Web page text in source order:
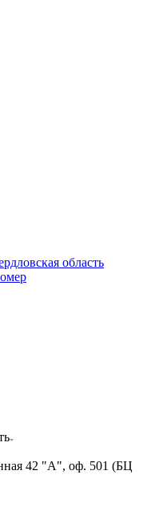
область
42 "А", оф. 501 (БЦ